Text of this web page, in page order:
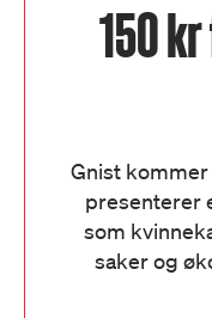
150
Gnist
presenterer
som
saker og